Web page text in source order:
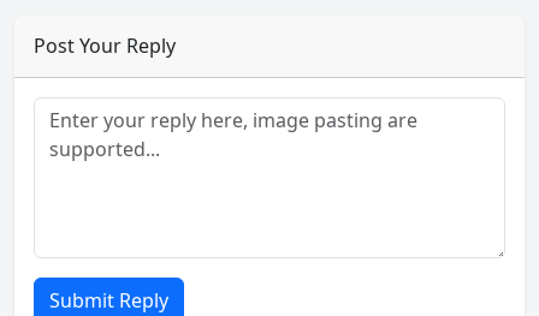
Post Your Reply
Submit Reply